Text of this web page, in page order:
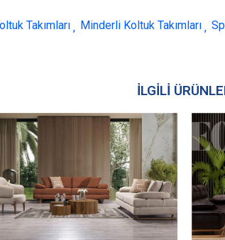
Takımları Minderli Koltuk Takımları
İLGİLİ